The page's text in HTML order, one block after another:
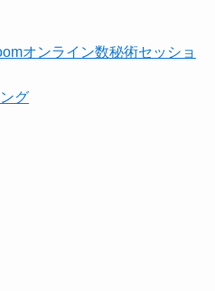
オンライン数秘術セッショ
グ